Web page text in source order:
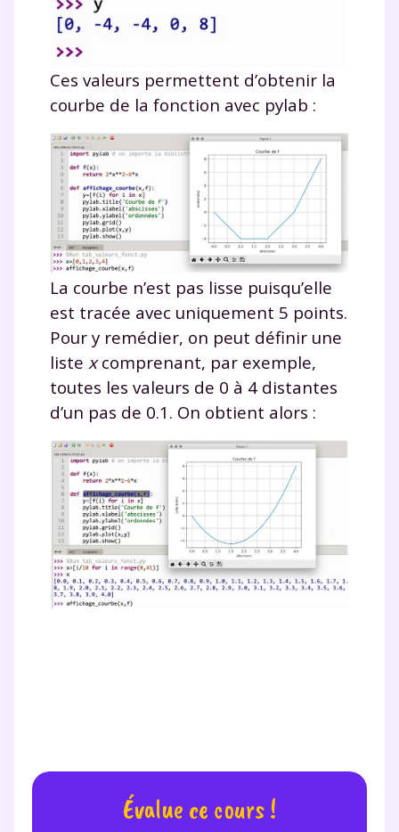
Ces valeurs permettent d’obtenir la
courbe de la fonction avec pylab :
La courbe n’est pas lisse puisqu’elle
est tracée avec uniquement 5 points.
Pour y remédier, on peut définir une
liste xcomprenant, par exemple,
toutes les valeurs de 0 à 4 distantes
d’un pas de 0.1 . On obtient alors :
Évalue ce cours !